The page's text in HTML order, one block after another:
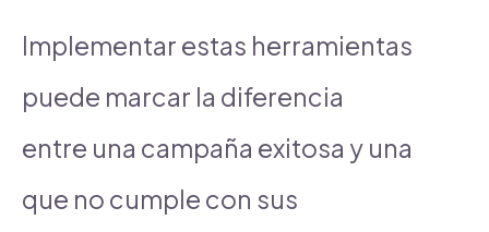
Implementar estas herramientas
puede marcar la diferencia
entre una campaña exitosa y una
que no cumple con sus